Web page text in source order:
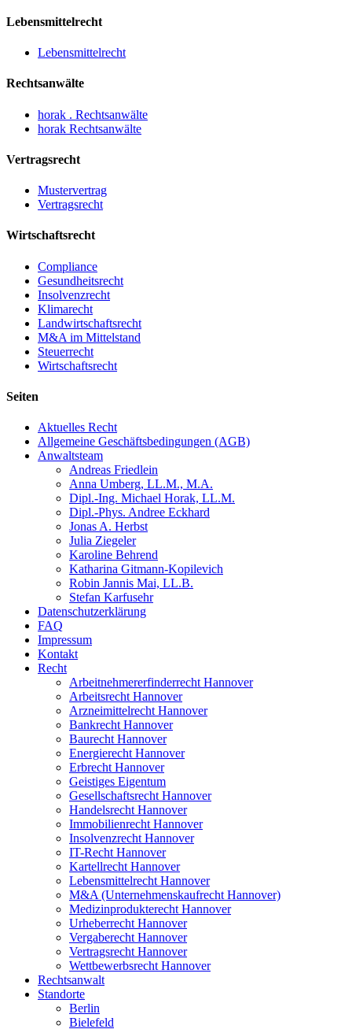
Lebensmittelrecht
Lebensmittelrecht
Rechtsanwälte
horak . Rechtsanwälte
horak Rechtsanwälte
Vertragsrecht
Mustervertrag
Vertragsrecht
Wirtschaftsrecht
Compliance
Gesundheitsrecht
Insolvenzrecht
Klimarecht
Landwirtschaftsrecht
M&A im Mittelstand
Steuerrecht
Wirtschaftsrecht
Seiten
Aktuelles Recht
Allgemeine Geschäftsbedingungen (AGB)
Anwaltsteam
Andreas Friedlein
Anna Umberg, LL.M., M.A.
Dipl.-Ing. Michael Horak, LL.M.
Dipl.-Phys. Andree Eckhard
Jonas A. Herbst
Julia Ziegeler
Karoline Behrend
Katharina Gitmann-Kopilevich
Robin Jannis Mai, LL.B.
Stefan Karfusehr
Datenschutzerklärung
FAQ
Impressum
Kontakt
Recht
Arbeitnehmererfinderrecht Hannover
Arbeitsrecht Hannover
Arzneimittelrecht Hannover
Bankrecht Hannover
Baurecht Hannover
Energierecht Hannover
Erbrecht Hannover
Geistiges Eigentum
Gesellschaftsrecht Hannover
Handelsrecht Hannover
Immobilienrecht Hannover
Insolvenzrecht Hannover
IT-Recht Hannover
Kartellrecht Hannover
Lebensmittelrecht Hannover
M&A (Unternehmenskaufrecht Hannover)
Medizinprodukterecht Hannover
Urheberrecht Hannover
Vergaberecht Hannover
Vertragsrecht Hannover
Wettbewerbsrecht Hannover
Rechtsanwalt
Standorte
Berlin
Bielefeld